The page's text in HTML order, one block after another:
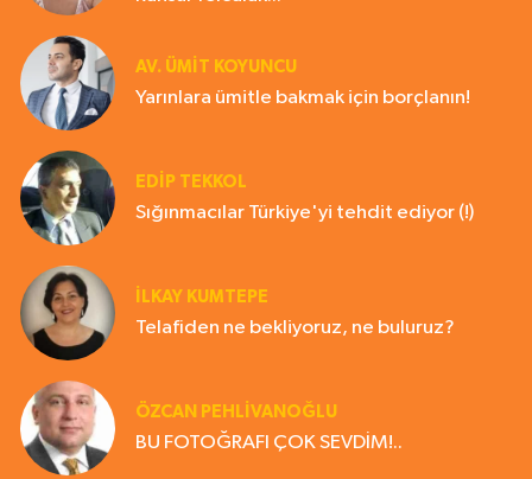
AV. ÜMIT KOYUNCU
Yarınlara ümitle bakmak için borçlanın!
EDIP TEKKOL
Sığınmacılar Türkiye'yi tehdit ediyor (!)
İLKAY KUMTEPE
Telafiden ne bekliyoruz, ne buluruz?
ÖZCAN PEHLİVANOĞLU
BU FOTOĞRAFI ÇOK SEVDİM!..